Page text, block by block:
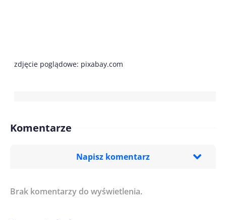
zdjęcie poglądowe: pixabay.com
Komentarze
Napisz komentarz
Imię/ Nick*
Brak komentarzy do wyświetlenia.